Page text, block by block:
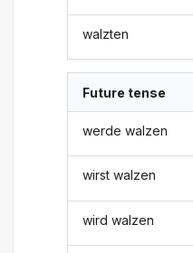
walzten
Future tense
werde walzen
wirst walzen
wird walzen